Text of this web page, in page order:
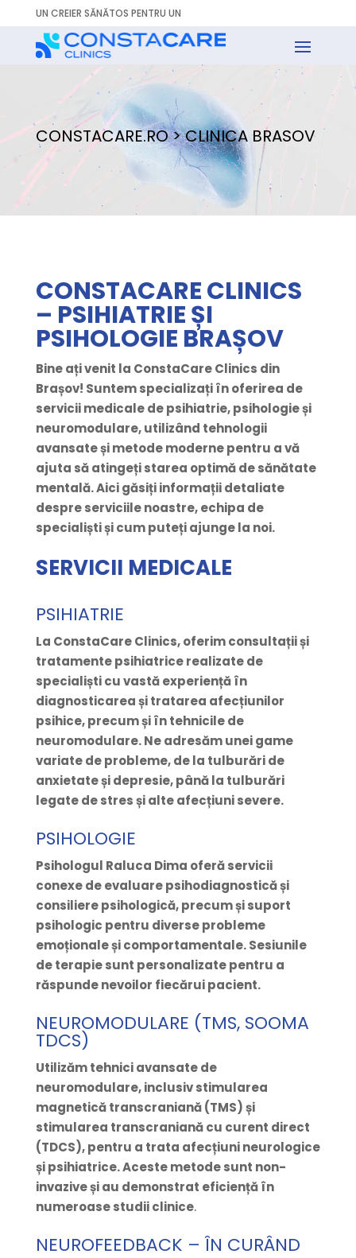
UN CREIER SĂNĂTOS PEN|
CONSTACARE.RO > CLINICA BRASOV
CONSTACARE CLINICS
– PSIHIATRIE ȘI
PSIHOLOGIE BRAȘOV
Bine ați venit la ConstaCare Clinics din
Brașov! Suntem specializați în oferirea de
servicii medicale de psihiatrie, psihologie și
neuromodulare, utilizând tehnologii
avansate și metode moderne pentru a vă
ajuta să atingeți starea optimă de sănătate
mentală. Aici găsiți informații detaliate
despre serviciile noastre, echipa de
specialiști și cum puteți ajunge la noi.
SERVICII MEDICALE
PSIHIATRIE
La ConstaCare Clinics, oferim consultații și
tratamente psihiatrice realizate de
specialiști cu vastă experiență în
diagnosticarea și tratarea afecțiunilor
psihice, precum și în tehnicile de
neuromodulare. Ne adresăm unei game
variate de probleme, de la tulburări de
anxietate și depresie, până la tulburări
legate de stres și alte afecțiuni severe.
PSIHOLOGIE
Psihologul Raluca Dima oferă servicii
conexe de evaluare psihodiagnostică și
consiliere psihologică, precum și suport
psihologic pentru diverse probleme
emoționale și comportamentale. Sesiunile
de terapie sunt personalizate pentru a
răspunde nevoilor fiecărui pacient.
NEUROMODULARE (TMS, SOOMA
TDCS)
Utilizăm tehnici avansate de
neuromodulare, inclusiv stimularea
magnetică transcraniană (TMS) și
stimularea transcraniană cu curent direct
(TDCS), pentru a trata afecțiuni neurologice
și psihiatrice. Aceste metode sunt non-
invazive și au demonstrat eficiență în
numeroase studii clinice.
NEUROFEEDBACK – ÎN CURÂND